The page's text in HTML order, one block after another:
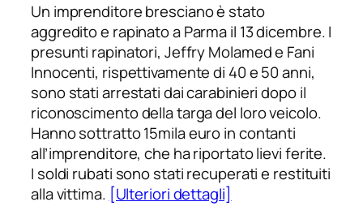
Un imprenditore bresciano è stato
aggredito e rapinato a Parma il 13 dicembre. I
presunti rapinatori, Jeffry Molamed e Fani
Innocenti, rispettivamente di 40 e 50 anni,
sono stati arrestati dai carabinieri dopo il
riconoscimento della targa del loro veicolo.
Hanno sottratto 15mila euro in contanti
all’imprenditore, che ha riportato lievi ferite.
I soldi rubati sono stati recuperati e restituiti
alla vittima. [Ulteriori dettagli]